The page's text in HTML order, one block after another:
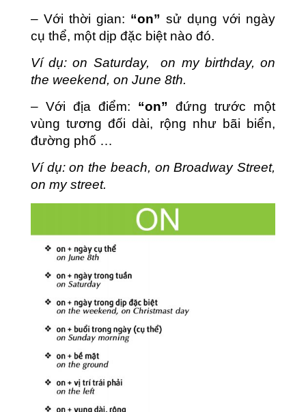
– Với thời gian: “on” sử dụng với ngày
cụ thể, một dịp đặc biệt nào đó.
Ví dụ: on Saturday, on my birthday, on
the weekend, on June 8th.
– Với địa điểm: “on” đứng trước một
vùng tương đối dài, rộng như bãi biển,
đường phố …
Ví dụ: on the beach, on Broadway Street,
on my street.